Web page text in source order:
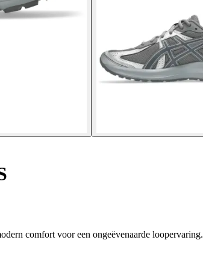
comfort voor een ongeëvenaarde loopervaring.